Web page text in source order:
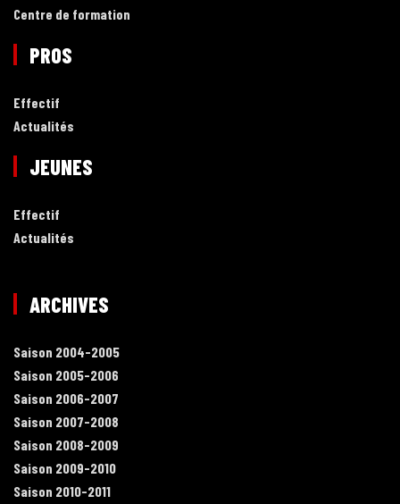
Centre de formation
PROS
Effectif
Actualités
JEUNES
Effectif
Actualités
ARCHIVES
Saison 2004-2005
Saison 2005-2006
Saison 2006-2007
Saison 2007-2008
Saison 2008-2009
Saison 2009-2010
Saison 2010-2011